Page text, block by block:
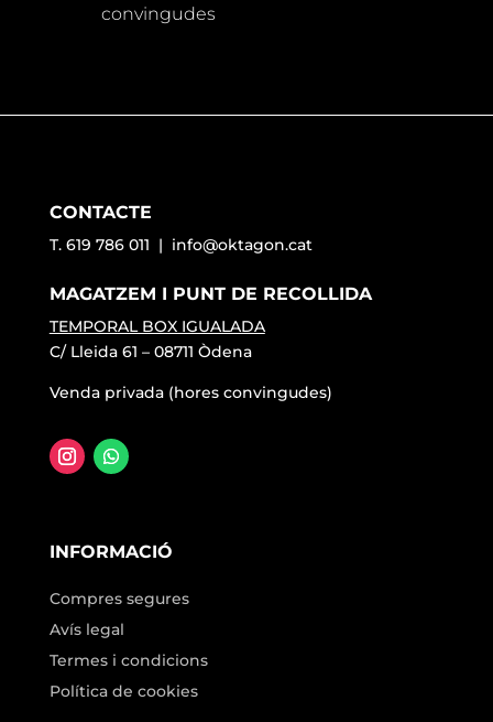
convingudes
CONTACTE
T. 619 786 011 | info@oktagon.cat
MAGATZEM I PUNT DE RECOLLIDA
TEMPORAL BOX IGUALADA
C/ Lleida 61 – 08711 Òdena
Venda privada (hores convingudes)
INFORMACIÓ
Compres segures
Avís legal
Termes i condicions
Política de cookies